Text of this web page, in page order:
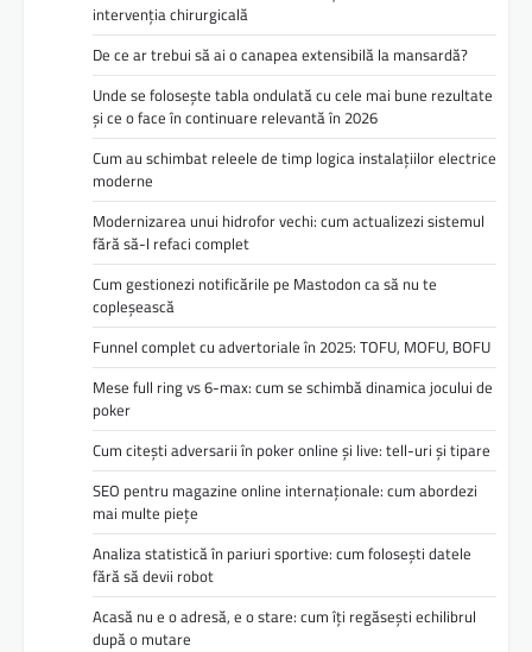
intervenția chirurgicală
De ce ar trebui să ai o canapea extensibilă la mansardă?
Unde se folosește tabla ondulată cu cele mai bune rezultate
și ce o face în continuare relevantă în 2026
Cum au schimbat releele de timp logica instalațiilor electrice
moderne
Modernizarea unui hidrofor vechi: cum actualizezi sistemul
fără să-l refaci complet
Cum gestionezi notificările pe Mastodon ca să nu te
copleșească
Funnel complet cu advertoriale în 2025: TOFU, MOFU, BOFU
Mese full ring vs 6-max: cum se schimbă dinamica jocului de
poker
Cum citești adversarii în poker online și live: tell-uri și tipare
SEO pentru magazine online internaționale: cum abordezi
mai multe piețe
Analiza statistică în pariuri sportive: cum folosești datele
fără să devii robot
Acasă nu e o adresă, e o stare: cum îți regăsești echilibrul
după o mutare